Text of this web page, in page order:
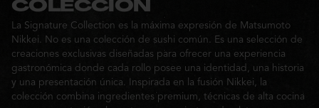
COLECCION
La Signature Collection es la máxima expresión de Matsumoto
Nikkei. No es una colección de sushi común. Es una selección de
creaciones exclusivas diseñadas para ofrecer una experiencia
gastronómica donde cada rollo posee una identidad, una historia
y una presentación única. Inspirada en la fusión Nikkei, la
colección combina ingredientes premium, técnicas de alta cocina